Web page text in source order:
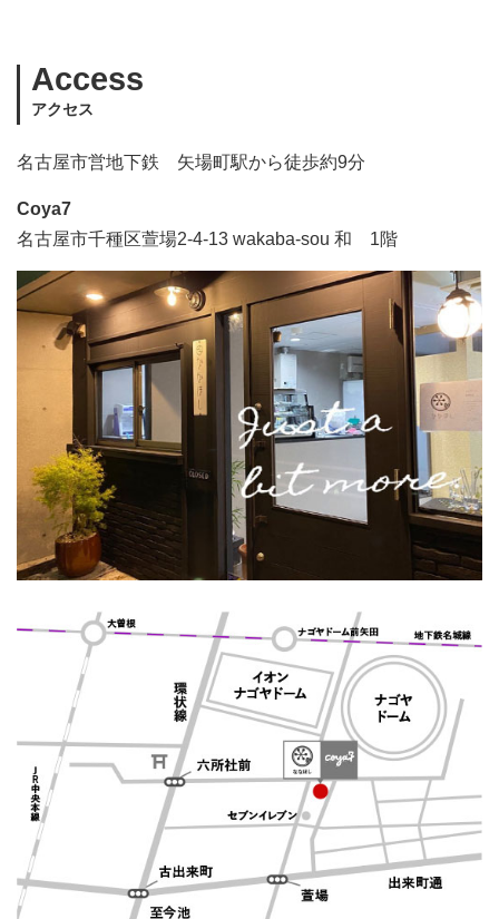
Access
アクセス
名古屋市営地下鉄 矢場町駅から徒歩約9分
Coya7
名古屋市千種区萱場2-4-13 wakaba-sou 和 1階